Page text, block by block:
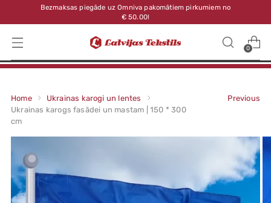
Bezmaksas piegāde uz Omniva pakomātiem pirkumiem no
€ 50.00!
0
Home
Ukrainas karogi un lentes
Ukrainas karogs fasādei un mastam | 150 * 300
cm
Previous